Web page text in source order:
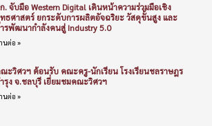
. จับมือ Western Digital เดินหน้าความร่วมมือเชิง
ธศาสตร์ ยกระดับการผลิตอัจฉริยะ วัสดุขั้นสูง และ
รพัฒนากำลังคนสู่ Industry 5.0
นต่อ »
ะวิศวฯ ต้อนรับ คณะครู-นักเรียน โรงเรียนชลราษฎร
รุง จ.ชลบุรี เยี่ยมชมคณะวิศวฯ
นต่อ »